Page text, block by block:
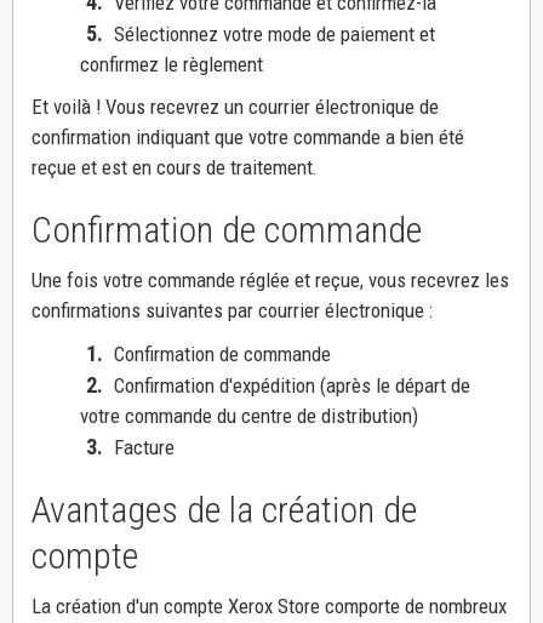
5. Sélectionnez votre mode de paiement et
confirmez le règlement
Et voilà ! Vous recevrez un courrier électronique de
confirmation indiquant que votre commande a bien été
reçue et est en cours de traitement.
Confirmation de commande
Une fois votre commande réglée et reçue, vous recevrez les
confirmations suivantes par courrier électronique :
1. Confirmation de commande
2. Confirmation d'expédition (après le départ de
votre commande du centre de distribution)
3. Facture
Avantages de la création de
compte
La création d'un compte Xerox Store comporte de nombreux